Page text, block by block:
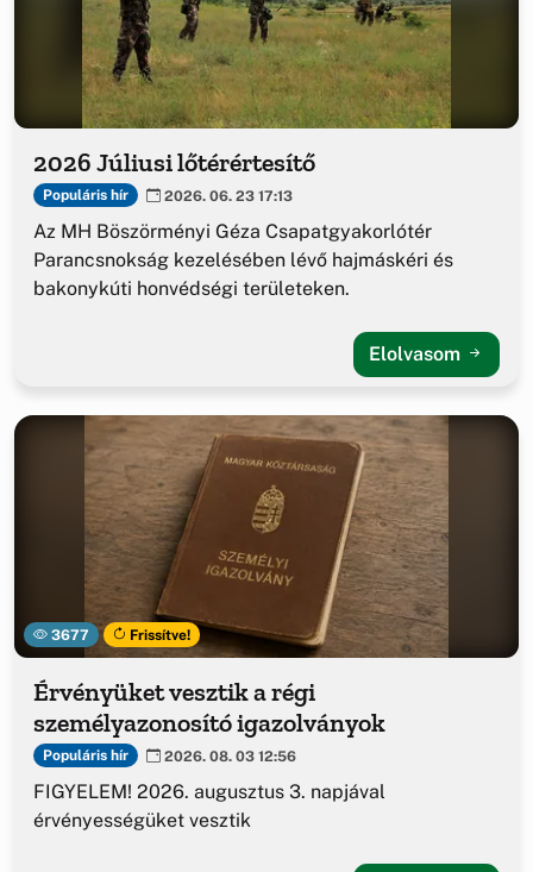
2026 Júliusi lőtérértesítő
Populáris hír 2026. 06. 23 17:13
Az MH Böszörményi Géza Csapatgyakorlótér
Parancsnokság kezelésében lévő hajmáskéri és
bakonykúti honvédségi területeken.
Elolvasom
3677 Frissítve!
Érvényüket vesztik a régi
személyazonosító igazolványok
Populáris hír 2026. 08. 03 12:56
FIGYELEM! 2026. augusztus 3. napjával
érvényességüket vesztik